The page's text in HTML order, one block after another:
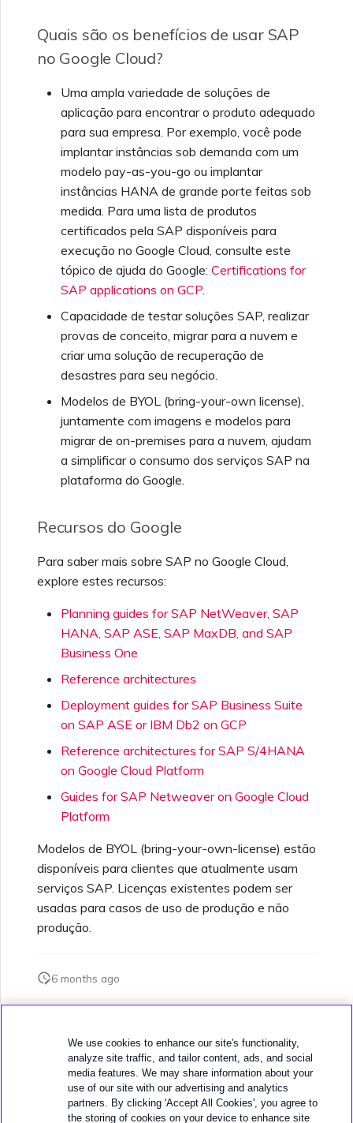
Quais são os benefícios de usar SAP
no Google Cloud?
Uma ampla variedade de soluções de
aplicação para encontrar o produto adequado
para sua empresa. Por exemplo, você pode
implantar instâncias sob demanda com um
modelo pay-as-you-go ou implantar
instâncias HANA de grande porte feitas sob
medida. Para uma lista de produtos
certificados pela SAP disponíveis para
execução no Google Cloud, consulte este
tópico de ajuda do Google: Certifications for
SAP applications on GCP.
Capacidade de testar soluções SAP, realizar
provas de conceito, migrar para a nuvem e
criar uma solução de recuperação de
desastres para seu negócio.
Modelos de BYOL (bring-your-own license),
juntamente com imagens e modelos para
migrar de on-premises para a nuvem, ajudam
a simplificar o consumo dos serviços SAP na
plataforma do Google.
Recursos do Google
Para saber mais sobre SAP no Google Cloud,
explore estes recursos:
Planning guides for SAP NetWeaver, SAP
HANA, SAP ASE, SAP MaxDB, and SAP
Business One
Reference architectures
Deployment guides for SAP Business Suite
on SAP ASE or IBM Db2 on GCP
Reference architectures for SAP S/4HANA
on Google Cloud Platform
Guides for SAP Netweaver on Google Cloud
Platform
Modelos de BYOL (bring-your-own-license) estão
disponíveis para clientes que atualmente usam
serviços SAP. Licenças existentes podem ser
usadas para casos de uso de produção e não
produção.
6 months ago
We use cookies to enhance our site's functionality,
analyze site traffic, and tailor content, ads, and social
media features. We may share information about your
use of our site with our advertising and analytics
partners. By clicking 'Accept All Cookies', you agree to
the storing of cookies on your device to enhance site